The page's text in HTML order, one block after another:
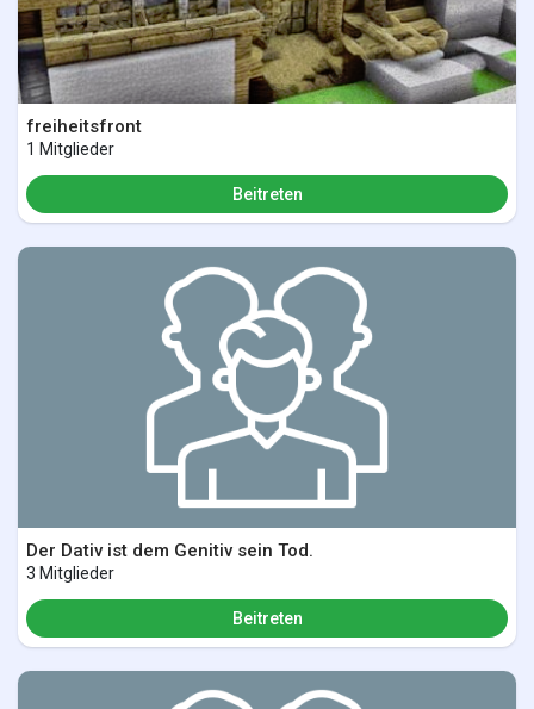
freiheitsfront
1 Mitglieder
Beitreten
Der Dativ ist dem Genitiv sein Tod.
3 Mitglieder
Beitreten